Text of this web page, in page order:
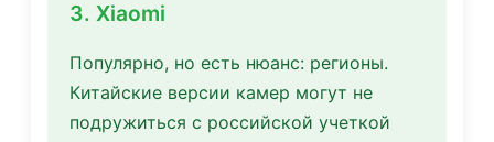
3. Xiaomi
Популярно, но есть нюанс: регионы.
Китайские версии камер могут не
подружиться с российской учеткой